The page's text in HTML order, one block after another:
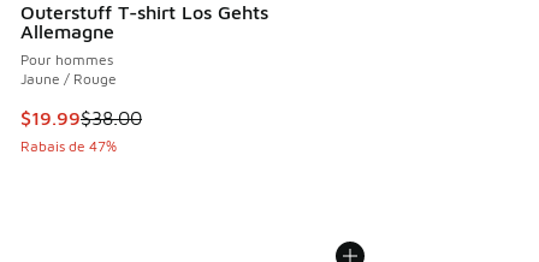
Outerstuff T-shirt Los Gehts
Allemagne
Pour hommes
Jaune / Rouge
Cet article est en solde. Le prix est passé de $38.00 à
$19.99$38.00
Rabais de 47%